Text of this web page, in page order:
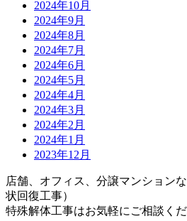
2024年10月
2024年9月
2024年8月
2024年7月
2024年6月
2024年5月
2024年4月
2024年3月
2024年2月
2024年1月
2023年12月
店舗、オフィス、分譲マンション
状回復工事）
特殊解体工事はお気軽にご相談くだ